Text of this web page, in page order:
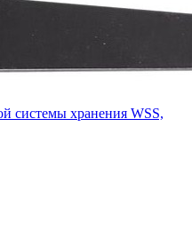
системы хранения WSS,